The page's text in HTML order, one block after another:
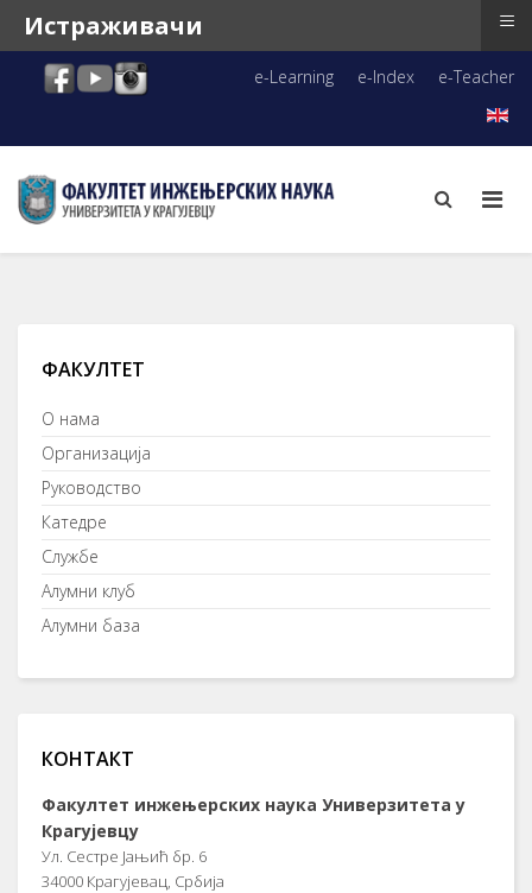
e-Learning e-Index e-Teacher
ФАКУЛТЕТ
О нама
Организација
Руководство
Катедре
Службе
Алумни клуб
Алумни база
КОНТАКТ
Факултет инжењерских наука Универзитета у
Крагујевцу
Ул. Сестре Јањић бр. 6
34000 Крагујевац, Србија
Истраживачи ≡